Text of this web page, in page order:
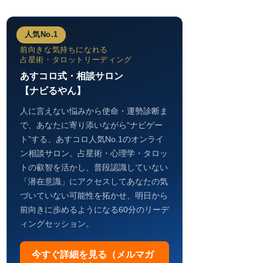
人気No.1
前向きな気持ちになれる
占星術・タロットリーディング
あすコロ式・相談サロン
【ナビるやん】
人に言えない悩みから使命・運勢診断ま
で、あなたに寄り添いながら“ナビゲー
ト”する、あすコロ人気No.1のオンライ
ン相談サロン。占星術・心理学・タロッ
トの叡智を活かし、普段認識していない
「潜在意識」にアクセスしてあなたの気
づいていない可能性を拓かせ、明日から
前向きに歩めるようになる60分のリーデ
ィングセッション。
今すぐ詳細を見る（メルマガ